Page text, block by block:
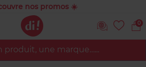
nos promos ☀️
0
produit, une marque…...